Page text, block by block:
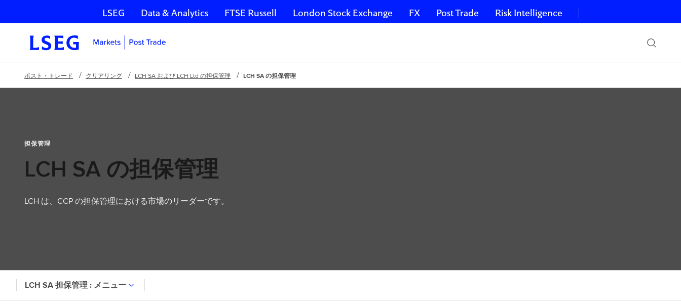
ナビゲーションをスキップ
LSEG Data & Analytics FTSE Russell London Stock Exchange FX Post Trade Risk Intelligence
ポスト・トレード クリアリング LCH SA および LCH Ltd の担保管理 LCH SA の担保管理
担保管理
LCH SA の担保管理
LCH は、CCP の担保管理における市場のリーダーです。
LCH SA 担保管理 : メニュー